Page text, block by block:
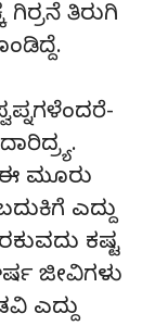
ತಿರುಗಿ
ಮೂರು
ಎದ್ದು
ಕಷ್ಟ
ಜೀವಿಗಳು
ಎದ್ದು